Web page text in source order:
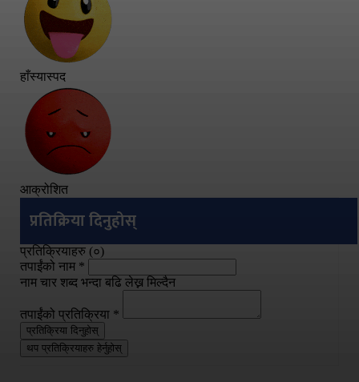
हाँस्यास्पद
आक्रोशित
प्रतिक्रिया दिनुहोस्
प्रतिक्रियाहरु (०)
तपाईंको नाम *
नाम चार शब्द भन्दा बढि लेख्न मिल्दैन
तपाईंको प्रतिक्रिया *
प्रतिक्रिया दिनुहोस्
थप प्रतिक्रियाहरु हेर्नुहोस्